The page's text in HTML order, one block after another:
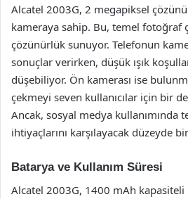
Alcatel 2003G, 2 megapiksel
kameraya sahip. Bu, temel
çözünürlük sunuyor. Telefonun
sonuçlar verirken, düşük ışık
düşebiliyor. Ön kamerası ise
çekmeyi seven kullanıcılar için bir
Ancak, sosyal medya kullanımında
ihtiyaçlarını karşılayacak düzeyde
Batarya ve Kullanım Süresi
Alcatel 2003G, 1400 mAh